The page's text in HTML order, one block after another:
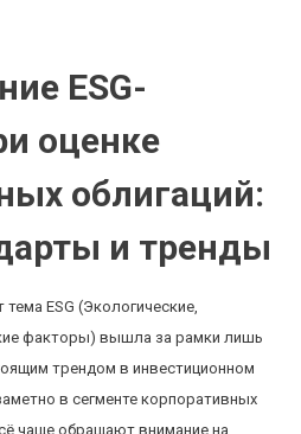
ESG-
оценке
облигаций:
и тренды
ESG (Экологические,
факторы) вышла за рамки лишь
трендом в инвестиционном
в сегменте корпоративных
чаще обращают внимание на